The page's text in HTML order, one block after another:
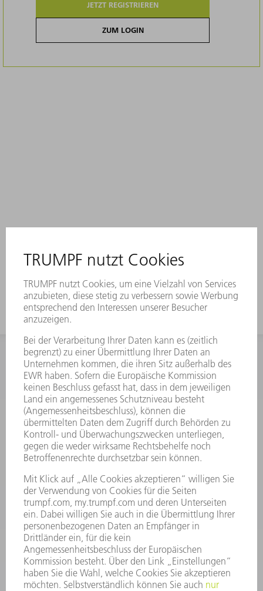
JETZT REGISTRIEREN
ZUM LOGIN
INFORMATION
Häufig gestellte Fragen
Allgemeine Geschäftsbedingungen
KONTAKT
Kundenbetreuung TRUMPF Werkzeugmaschinen
+49 7156 303 33222
Mo - Fr: 07:30 - 17:30 Uhr
Erweiterte Rufbereitschaft per Service App Mo - Fr:
06:30 - 20.00 Uhr Sa: 07:00 - 12:00 Uhr
Kundenbetreuung@trumpf.com
KONTAKT
Service TRUMPF Lasertechnik
+49 7156 303 37444
Mo - Fr: 07:30 - 18:00 Uhr
Additive Manufacturing 07:30 - 17:30 Uhr
spareparts.tld@trumpf.com